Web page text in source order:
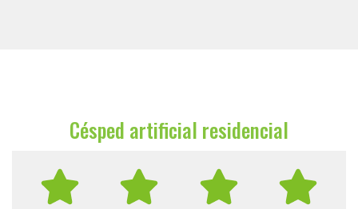
Césped artificial residencial